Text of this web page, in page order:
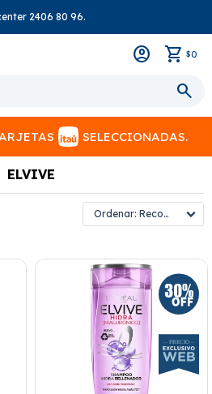
2406 80 96.
$0
SELECCIONADAS.
ELVIVE
Recomendados